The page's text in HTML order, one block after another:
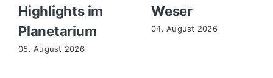
Highlights im
Planetarium
05. August 2026
Weser
04. August 2026